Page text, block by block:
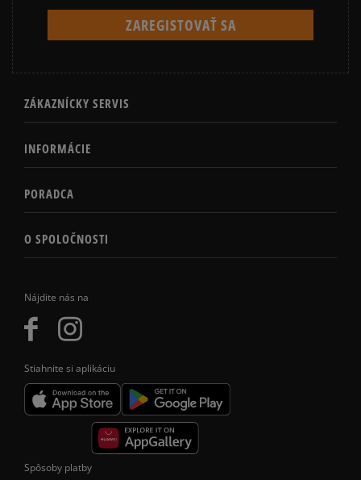
Nájdite nás na
Stiahnite si aplikáciu
ZÁKAZNÍCKY SERVIS
INFORMÁCIE
PORADCA
O SPOLOČNOSTI
Spôsoby platby